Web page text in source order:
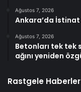
Ağustos 7, 2026
Ankara’da İstinat
Ağustos 7, 2026
Betonları tek tek
ağını yeniden
Rastgele Haberler